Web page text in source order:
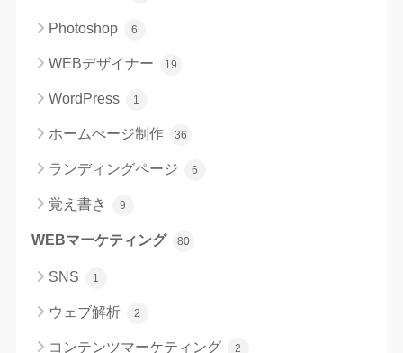
Photoshop 6
WEBデザイナー 19
WordPress 1
ホームぺージ制作 36
ランディングページ 6
覚え書き 9
WEBマーケティング 80
SNS 1
ウェブ解析 2
コンテンツマーケティング 2